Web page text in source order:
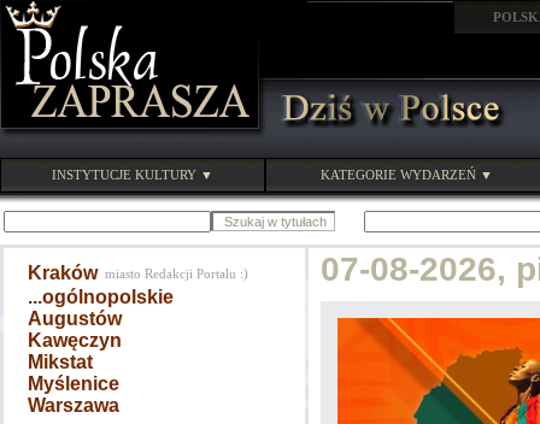
INSTYTUCJE KULTURY ▼ KATEGORIE WYDARZEŃ ▼
Kraków miasto Redakcji Portalu :)
...ogólnopolskie
Augustów
Kawęczyn
Mikstat
Myślenice
Warszawa
07-08-2026,